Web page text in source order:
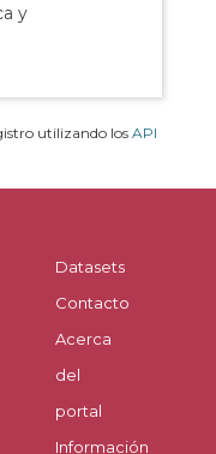
y
utilizando los API
Datasets
Contacto
Acerca
del
portal
Información